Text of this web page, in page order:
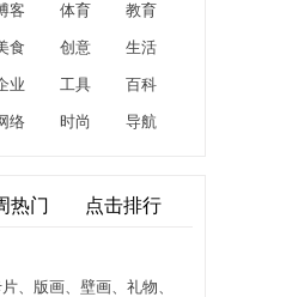
客 体育 教育
食 创意 生活
业 工具 百科
络 时尚 导航
热门 点击排行
、版画、壁画、礼物、